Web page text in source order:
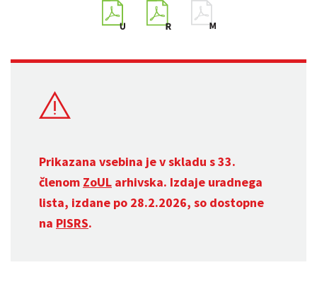
Prikazana vsebina je v skladu s 33.
členom ZoUL arhivska. Izdaje uradnega
lista, izdane po 28.2.2026, so dostopne
na PISRS.